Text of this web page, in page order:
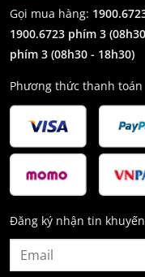
Gọi mua hàng:
1900.6723 phím 3
phím 3 (08h30 - 18h30)
Phương thức thanh toán
Đăng ký nhận tin